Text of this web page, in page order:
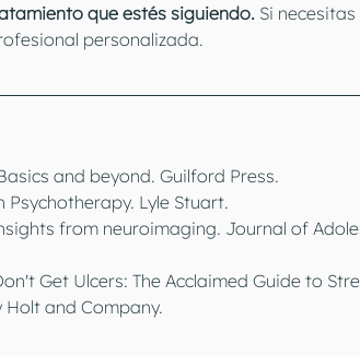
que estés siguiendo. Si necesitas
personalizada.
and beyond. Guilford Press.
Psychotherapy. Lyle Stuart.
from neuroimaging. Journal of
Get Ulcers: The Acclaimed Guide to
Holt and Company.